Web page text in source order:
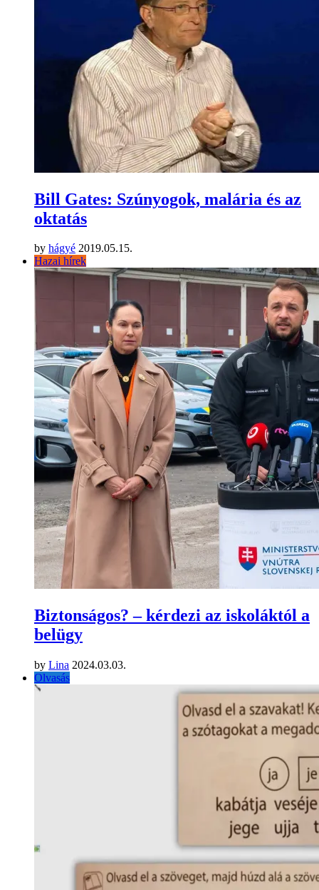
Bill Gates: Szúnyogok, malária és az
oktatás
by hágyé 2019.05.15.
Hazai hírek
Biztonságos? – kérdezi az iskoláktól a
belügy
by Lina 2024.03.03.
Olvasás